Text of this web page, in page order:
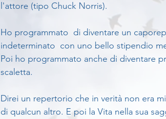
l'attore (tipo Chuck Norris).
Ho programmato  di diventare un
indeterminato  con uno bello stipendio
Poi ho programmato anche di diventare
scaletta.
Direi un repertorio che in verità non era
di qualcun altro. E poi la Vita nella sua